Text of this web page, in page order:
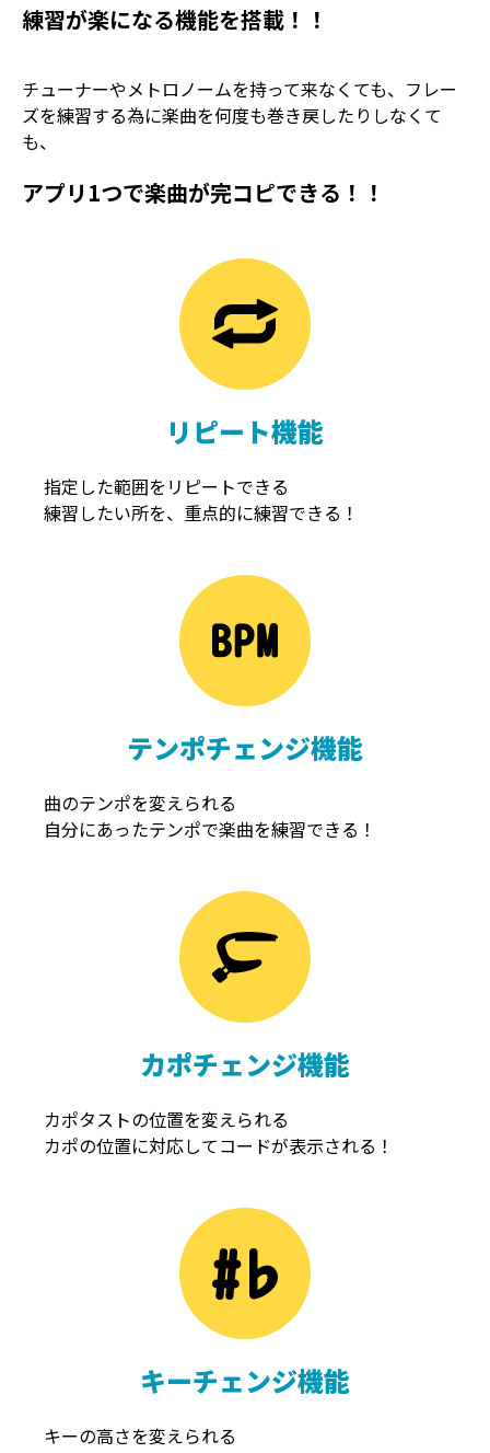
練習が楽になる機能を搭載！！
チューナーやメトロノームを持って来なくても、フレー
ズを練習する為に楽曲を何度も巻き戻したりしなくて
も、
アプリ1つで楽曲が完コピできる！！
リピート機能
指定した範囲をリピートできる
練習したい所を、重点的に練習できる！
テンポチェンジ機能
曲のテンポを変えられる
自分にあったテンポで楽曲を練習できる！
カポチェンジ機能
カポタストの位置を変えられる
カポの位置に対応してコードが表示される！
キーチェンジ機能
キーの高さを変えられる